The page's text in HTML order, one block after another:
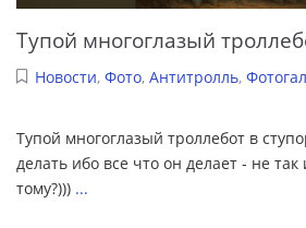
Тупой многоглазый
Новости, Фото, Антитролль,
Тупой многоглазый троллебот в
делать ибо все что он делает - не
тому?))) ...